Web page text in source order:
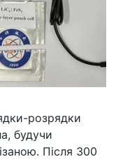
розрядки
будучи
Після 300